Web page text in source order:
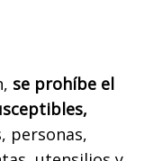
se prohíbe el
personas,